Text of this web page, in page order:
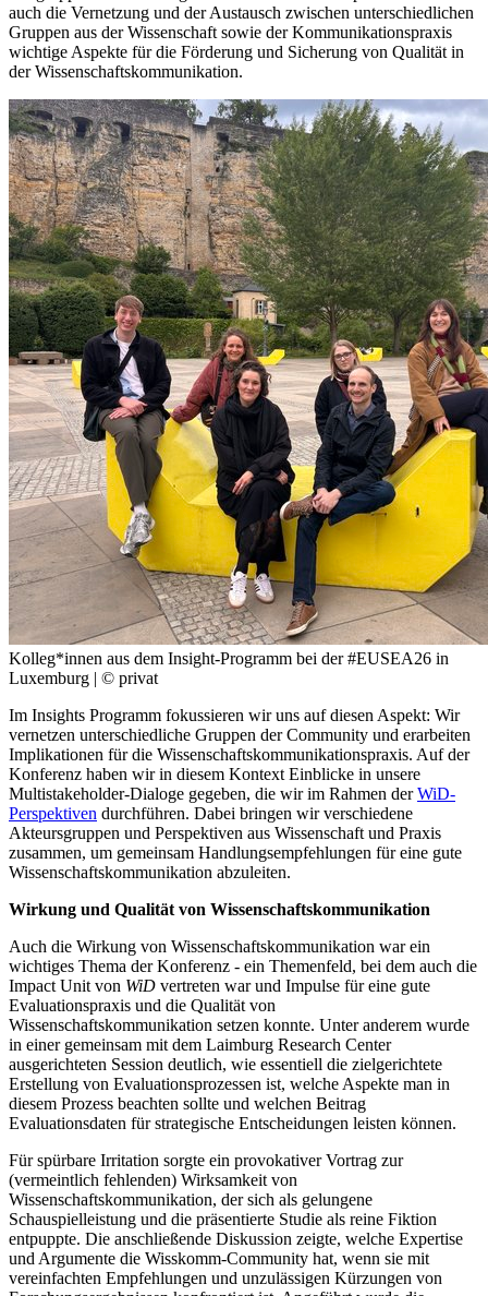
auch die Vernetzung und der Austausch zwischen unterschiedlichen
Gruppen aus der Wissenschaft sowie der Kommunikationspraxis
wichtige Aspekte für die Förderung und Sicherung von Qualität in
der Wissenschaftskommunikation.
Kolleg*innen aus dem Insight-Programm bei der #EUSEA26 in
Luxemburg | © privat
Im Insights Programm fokussieren wir uns auf diesen Aspekt: Wir
vernetzen unterschiedliche Gruppen der Community und erarbeiten
Implikationen für die Wissenschaftskommunikationspraxis. Auf der
Konferenz haben wir in diesem Kontext Einblicke in unsere
Multistakeholder-Dialoge gegeben, die wir im Rahmen derWiD-
Perspektiven durchführen. Dabei bringen wir verschiedene
Akteursgruppen und Perspektiven aus Wissenschaft und Praxis
zusammen, um gemeinsam Handlungsempfehlungen für eine gute
Wissenschaftskommunikation abzuleiten.
Wirkung und Qualität von Wissenschaftskommunikation
Auch die Wirkung von Wissenschaftskommunikation war ein
wichtiges Thema der Konferenz - ein Themenfeld, bei dem auch die
Impact Unit von WiD vertreten war und Impulse für eine gute
Evaluationspraxis und die Qualität von
Wissenschaftskommunikation setzen konnte. Unter anderem wurde
in einer gemeinsam mit dem Laimburg Research Center
ausgerichteten Session deutlich, wie essentiell die zielgerichtete
Erstellung von Evaluationsprozessen ist, welche Aspekte man in
diesem Prozess beachten sollte und welchen Beitrag
Evaluationsdaten für strategische Entscheidungen leisten können.
Für spürbare Irritation sorgte ein provokativer Vortrag zur
(vermeintlich fehlenden) Wirksamkeit von
Wissenschaftskommunikation, der sich als gelungene
Schauspielleistung und die präsentierte Studie als reine Fiktion
entpuppte. Die anschließende Diskussion zeigte, welche Expertise
und Argumente die Wisskomm-Community hat, wenn sie mit
vereinfachten Empfehlungen und unzulässigen Kürzungen von